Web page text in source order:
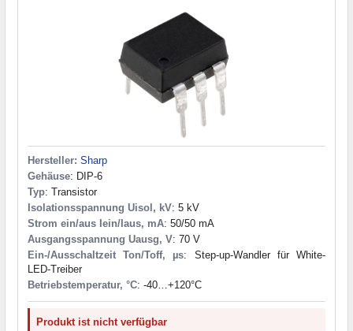
Hersteller: Sharp
Gehäuse: DIP-6
Typ: Transistor
Isolationsspannung Uisol, kV: 5 kV
Strom ein/aus Iein/Iaus, mA: 50/50 mA
Ausgangsspannung Uausg, V: 70 V
Ein-/Ausschaltzeit Ton/Toff, µs: Step-up-Wandler für White-
LED-Treiber
Betriebstemperatur, °C: -40…+120°C
Produkt ist nicht verfügbar